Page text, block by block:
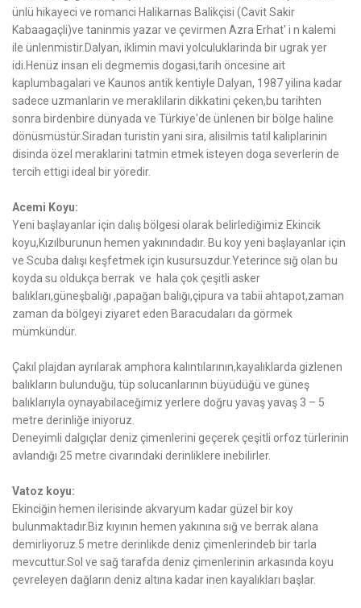
ünlü hikayeci ve romanci Halikarnas Balikçisi (Cavit Sakir
Kabaagaçli)ve taninmis yazar ve çevirmen Azra Erhat' i n kalemi
ile ünlenmistir.Dalyan, iklimin mavi yolculuklarinda bir ugrak yer
idi.Henüz insan eli degmemis dogasi,tarih öncesine ait
kaplumbagalari ve Kaunos antik kentiyle Dalyan, 1987 yilina kadar
sadece uzmanlarin ve meraklilarin dikkatini çeken,bu tarihten
sonra birdenbire dünyada ve Türkiye'de ünlenen bir bölge haline
dönüsmüstür.Siradan turistin yani sira, alisilmis tatil kaliplarinin
disinda özel meraklarini tatmin etmek isteyen doga severlerin de
tercih ettigi ideal bir yöredir.
Acemi Koyu:
Yeni başlayanlar için dalış bölgesi olarak belirlediğimiz Ekincik
koyu,Kızılburunun hemen yakınındadır. Bu koy yeni başlayanlar için
ve Scuba dalışı keşfetmek için kusursuzdur.Yeterince sığ olan bu
koyda su oldukça berrak ve hala çok çeşitli asker
balıkları,güneşbalığı ,papağan balığı,çipura va tabii ahtapot,zaman
zaman da bölgeyi ziyaret eden Baracudaları da görmek
mümkündür.
Çakıl plajdan ayrılarak amphora kalıntılarının,kayalıklarda gizlenen
balıkların bulunduğu, tüp solucanlarının büyüdüğü ve güneş
balıklarıyla oynayabilaceğimiz yerlere doğru yavaş yavaş 3 – 5
metre derinliğe iniyoruz.
Deneyimli dalgıçlar deniz çimenlerini geçerek çeşitli orfoz türlerinin
avlandığı 25 metre civarındaki derinliklere inebilirler.
Vatoz koyu:
Ekinciğin hemen ilerisinde akvaryum kadar güzel bir koy
bulunmaktadır.Biz kıyının hemen yakınına sığ ve berrak alana
demirliyoruz.5 metre derinlikde deniz çimenlerindeb bir tarla
mevcuttur.Sol ve sağ tarafda deniz çimenlerinin arkasında koyu
çevreleyen dağların deniz altına kadar inen kayalıkları başlar.